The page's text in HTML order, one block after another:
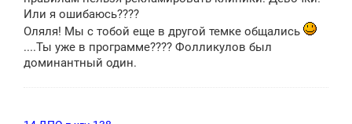
Или я ошибаюсь????
Оляля! Мы с тобой еще в другой темке общались
....Ты уже в программе???? Фолликулов был
доминантный один.